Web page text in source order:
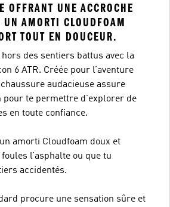
OFFRANT UNE ACCROCHE
AMORTI CLOUDFOAM
TOUT EN DOUCEUR.
des sentiers battus avec la
6 ATR. Créée pour l’aventure
audacieuse assure
pour te permettre d’explorer de
en toute confiance.
amorti Cloudfoam doux et
l’asphalte ou que tu
accidentés.
procure une sensation sûre et